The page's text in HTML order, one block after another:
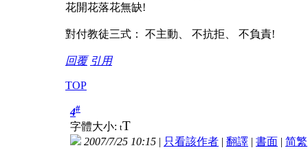
花開花落花無缺!
對付教徒三式： 不主動、 不抗拒、 不負責!
回覆 引用
TOP
4#
字體大小: tT
2007/7/25 10:15 | 只看該作者 | 翻譯 | 書面 | 简繁